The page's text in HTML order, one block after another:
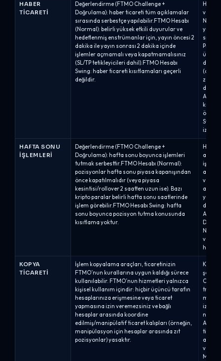
HABER
TICARETI
Değerlendirme (FTMO Challenge +
Doğrulama): haber ticareti tüm açıklamalar
sırasında serbestçe yapılabilir.FTMO Hesabı
(Normal): belirli yüksek etkili duyurular ve
hedeflenmiş enstrümanlar için, yayın öncesi 2
dakika ile yayın sonrası 2 dakika içinde
işlemler açmamalı veya kapatmamalısınız
(SL/TP tetikleyicileri dahil).FTMO Hesabı
Swing: haber ticareti kısıtlamaları geçerli
değildir.
Haber
Pro
zarar
dahil)
Alpha
önce
izin
HAFTA SONU
İŞLEMLERI
Değerlendirme (FTMO Challenge +
Doğrulama): hafta sonu boyunca işlemleri
tutmak serbesttir.FTMO Hesabı (Normal):
pozisyonlar hafta sonu piyasa kapanışından
önce kapatılmalıdır (veya piyasa
kesintisi/rollover 2 saatten uzun ise). Bazı
kripto paralar belirli hafta sonu saatlerinde
işlem görebilir.FTMO Hesabı Swing: hafta
sonu boyunca pozisyon tutma konusunda
kısıtlama yoktur.
Hafta
Alpha
hafta
KOPYA
TICARETI
İşlem kopyalama araçları, ticaretinizin
FTMO’nun kurallarına uygun kaldığı sürece
kullanılabilir. FTMO’nun hizmetleri yalnızca
kişisel kullanım içindir: hiçbir üçüncü tarafın
hesaplarınıza erişmesine veya ticaret
yapmasına izin veremezsiniz ve bağlı
hesaplar arasında koordine
edilmiş/manipülatif ticaret kalıpları (örneğin,
manipülasyon için hesaplar arasında zıt
pozisyonlar) yasaktır.
Kopya
izin
Alpha